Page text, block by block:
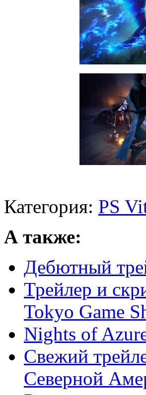
Категория: PS
А также:
Дебютный
Трейлер и
Tokyo Game
Nights of
Свежий
Северной